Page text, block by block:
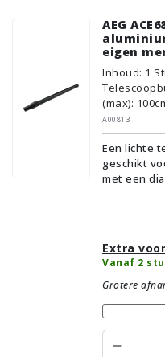
AEG
eigen
Inhoud: 1
(max):
A00813
Een lichte
geschikt
met een
Extra
Vanaf 2
Grotere